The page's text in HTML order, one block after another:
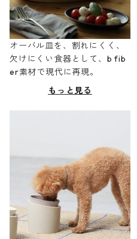
オーバル皿を、割れにくく、
欠けにくい食器として、b fib
er素材で現代に再現。
もっと見る